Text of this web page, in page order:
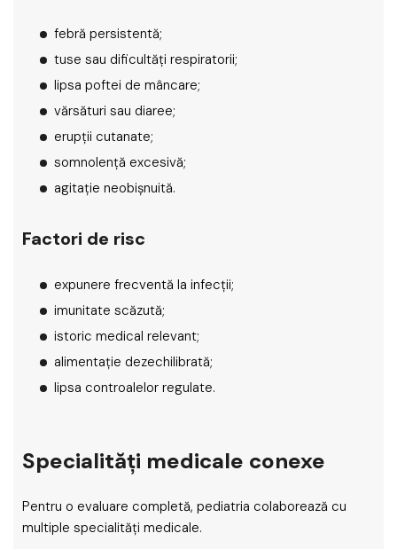
febră persistentă;
tuse sau dificultăți respiratorii;
lipsa poftei de mâncare;
vărsături sau diaree;
erupții cutanate;
somnolență excesivă;
agitație neobișnuită.
Factori de risc
expunere frecventă la infecții;
imunitate scăzută;
istoric medical relevant;
alimentație dezechilibrată;
lipsa controalelor regulate.
Specialități medicale conexe
Pentru o evaluare completă, pediatria colaborează cu
multiple specialități medicale.